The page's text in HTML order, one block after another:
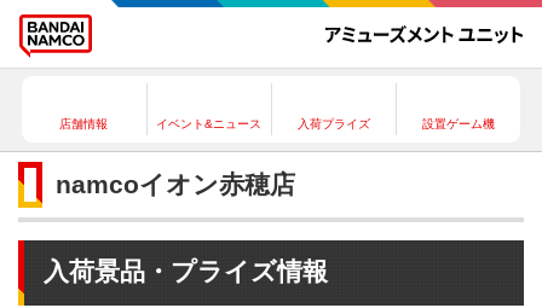
店舗情報 イベント&ニュース 入荷プライズ 設置ゲーム機
namcoイオン赤穂店
入荷景品・プライズ情報